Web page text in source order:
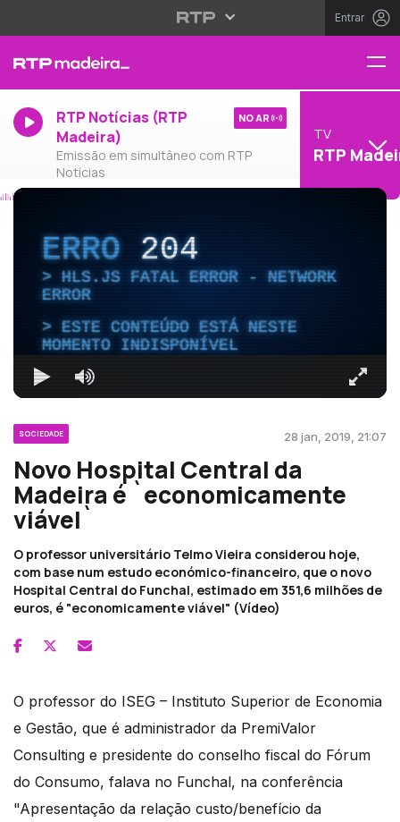
Entrar
RTP Notícias (RTP
Madeira)
Emissão em simultâneo com RTP
Notícias
NO AR
TV
RTP
ERRO204
HLS.JS FATAL ERROR - NETWORK
ERROR
ESTE CONTEÚDO ESTÁ NESTE
MOMENTO INDISPONÍVEL
SOCIEDADE 28 jan, 2019, 21:07
Novo Hospital Central da
Madeira é `economicamente
viável`
O professor universitário Telmo Vieira considerou hoje,
com base num estudo económico-financeiro, que o novo
Hospital Central do Funchal, estimado em 351,6 milhões de
euros, é "economicamente viável" (Vídeo)
O professor do ISEG – Instituto Superior de Economia
e Gestão, que é administrador da PremiValor
Consulting e presidente do conselho fiscal do Fórum
do Consumo, falava no Funchal, na conferência
"Apresentação da relação custo/benefício da